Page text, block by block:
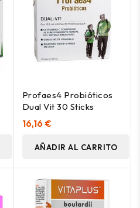
Profaes4 Probióticos
Dual Vit 30 Sticks
16,16 €
AÑADIR AL CARRITO